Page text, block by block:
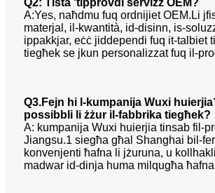
Q2: Tista 'tipprovdi servizz OEM?
A:Yes, naħdmu fuq ordnijiet OEM.Li
materjal, il-kwantità, id-disinn, is-
ippakkjar, eċċ jiddependi fuq it-talbiet
tiegħek se jkun personalizzat fuq il-
Q3.Fejn hi l-kumpanija Wuxi
possibbli li żżur il-fabbrika tiegħek?
A: kumpanija Wuxi huierjia tinsab fil-
Jiangsu.1 siegħa għal Shanghai bil-
konvenjenti ħafna li jżuruna, u kollha
madwar id-dinja huma milqugħa